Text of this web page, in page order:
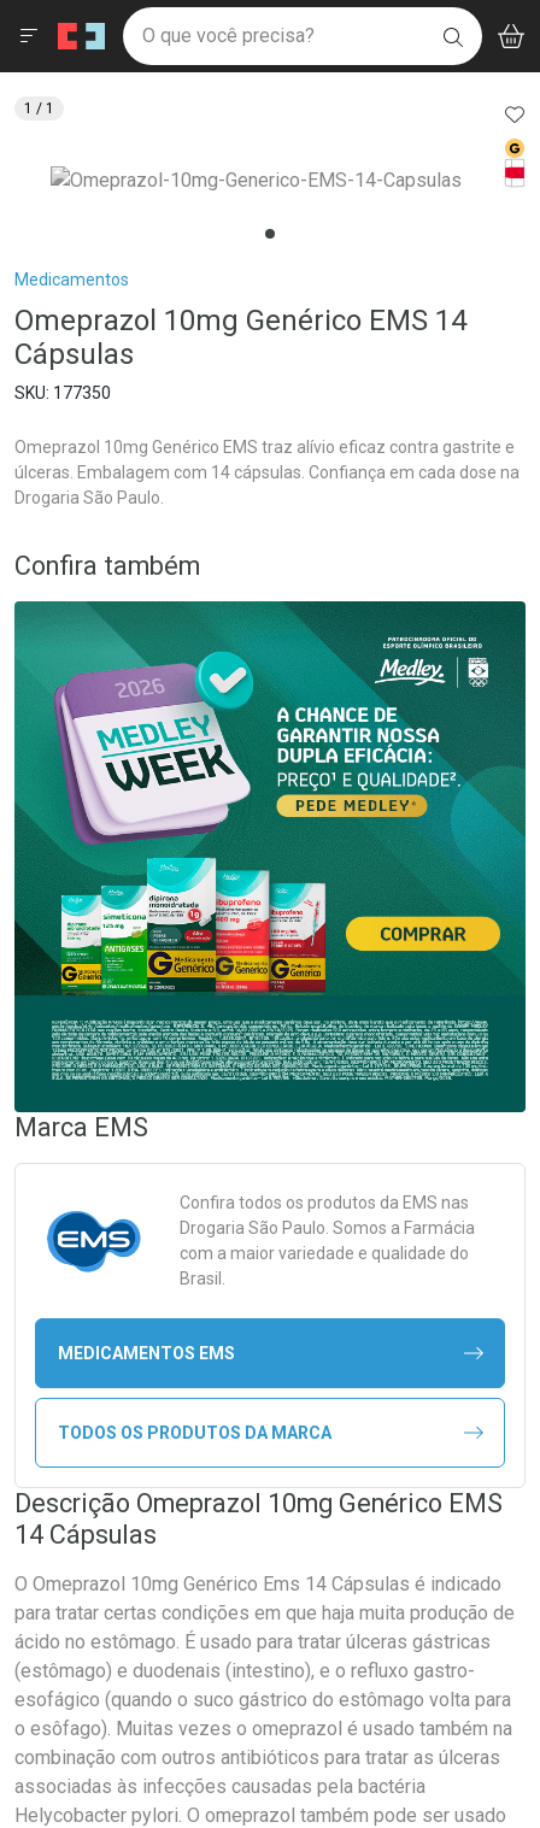
Drogaria São Paulo
Ir direto para a home
pela página
Ir direto para o conteúdo
Ir direto para a busca
Ir direto para a conta
Ir direto para a notificações
Ir direto para o carrinho
Faça a sua busca
O que você precisa? BUSCAR
Menu
Breadcrumb
Medicamentos
Omeprazol 10mg Genérico EMS 14
Cápsulas
177350
Omeprazol 10mg Genérico EMS traz alívio eficaz contra gastrite e
úlceras. Embalagem com 14 cápsulas. Confiança em cada dose na
Drogaria São Paulo.
1 / 1
Confira também
Marca EMS
Confira todos os produtos da EMS nas
Drogaria São Paulo. Somos a Farmácia
com a maior variedade e qualidade do
Brasil.
MEDICAMENTOS EMS
TODOS OS PRODUTOS DA MARCA
Descrição Omeprazol 10mg Genérico EMS
14 Cápsulas
O Omeprazol 10mg Genérico Ems 14 Cápsulas é indicado
para tratar certas condições em que haja muita produção de
ácido no estômago. É usado para tratar úlceras gástricas
(estômago) e duodenais (intestino), e o refluxo gastro-
esofágico (quando o suco gástrico do estômago volta para
o esôfago). Muitas vezes o omeprazol é usado também na
combinação com outros antibióticos para tratar as úlceras
associadas às infecções causadas pela bactéria
Helycobacter pylori. O omeprazol também pode ser usado